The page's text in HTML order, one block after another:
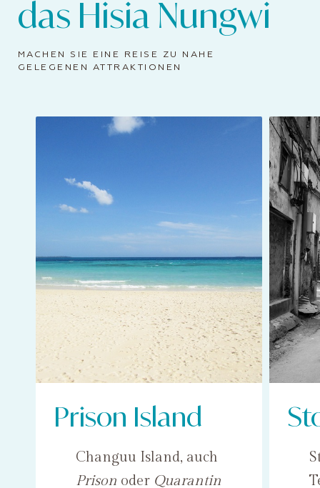
das Hisia Nungwi
MACHEN SIE EINE REISE ZU NAHE
GELEGENEN ATTRAKTIONEN
Prison Island
Changuu Island, auch
Prison oder Quarantin